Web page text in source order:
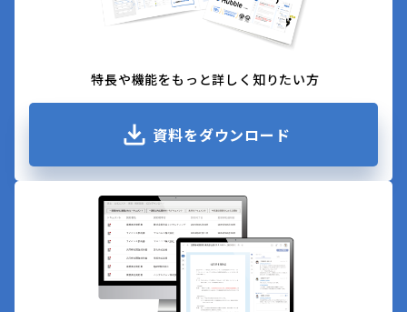
特長や機能をもっと詳しく知りたい方
資料をダウンロード